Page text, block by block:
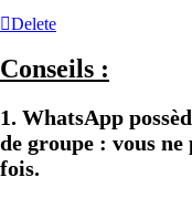
Delete
Conseils :
1. WhatsApp
de groupe : vous
fois.